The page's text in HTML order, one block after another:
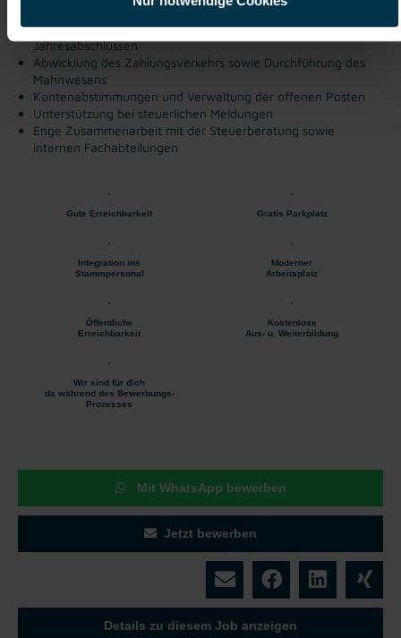
selbstständige Durchführung der laufenden Buchhaltung
Mitarbeit bei der Erstellung von Monats- und
Jahresabschlüssen
Abwicklung des Zahlungsverkehrs sowie Durchführung des
Mahnwesens
Kontenabstimmungen und Verwaltung der offenen Posten
Unterstützung bei steuerlichen Meldungen
Enge Zusammenarbeit mit der Steuerberatung sowie
internen Fachabteilungen
Gute Erreichbarkeit Gratis Parkplatz
Integration ins
Stammpersonal
Moderner
Arbeitsplatz
Öffentliche
Erreichbarkeit
Kostenlose
Aus- u. Weiterbildung
Wir sind für dich
da während des Bewerbungs-
Prozesses
Mit WhatsApp bewerben
Jetzt bewerben
Details zu diesem Job anzeigen